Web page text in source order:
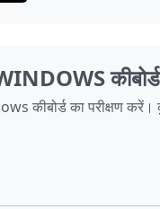
कीबोर्ड का परीक्षण